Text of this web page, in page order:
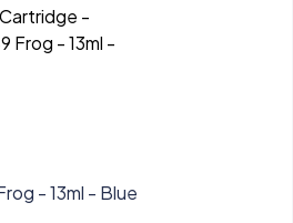
- 13ml - Blue